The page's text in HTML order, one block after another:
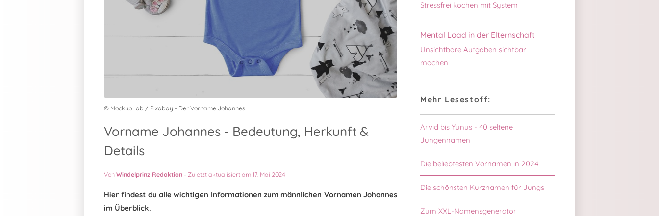
© MockupLab / Pixabay - Der Vorname Johannes
Vorname Johannes - Bedeutung, Herkunft &
Details
VonWindelprinz Redaktion - Zuletzt aktualisiert am 17. Mai 2024
Hier findest du alle wichtigen Informationen zum männlichen Vornamen Johannes
im Überblick.
Stressfrei kochen mit System
Mental Load in der Elternschaft
Unsichtbare Aufgaben sichtbar
machen
Mehr Lesestoff:
Arvid bis Yunus - 40 seltene
Jungennamen
Die beliebtesten Vornamen in 2024
Die schönsten Kurznamen für Jungs
Zum XXL-Namensgenerator